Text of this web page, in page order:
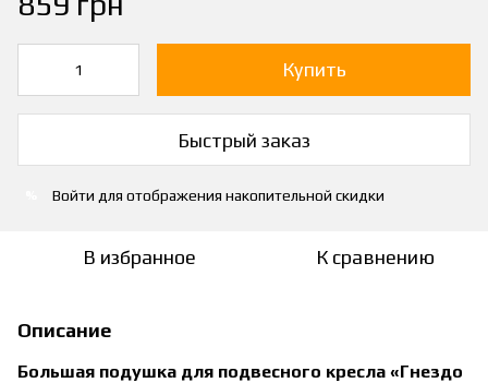
Купить
Быстрый заказ
Войти для отображения накопительной скидки
В избранное К сравнению
Описание
Большая подушка для подвесного кресла «Гнездо